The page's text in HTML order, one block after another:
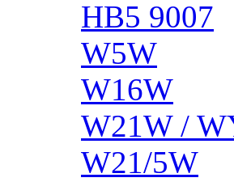
HB5 9007
W5W
W16W
W21W /
W21/5W